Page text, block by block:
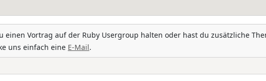
einen Vortrag auf der Ruby Usergroup halten oder hast du zusätzliche
uns einfach eine E-Mail.